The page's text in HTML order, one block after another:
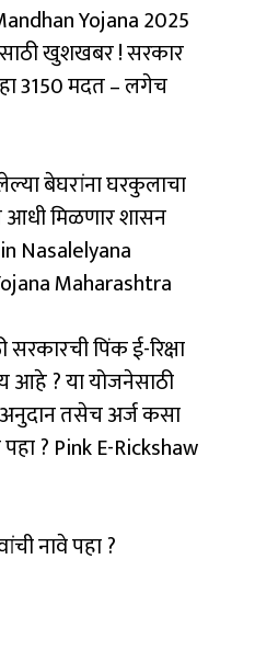
Yojana 2025
खुशखबर ! सरकार
₹3150 मदत – लगेच
बेघरांना घरकुलाचा
आधी मिळणार शासन
Nasalelyana
Maharashtra
सरकारची पिंक ई-रिक्षा
आहे ? या योजनेसाठी
तसेच अर्ज कसा
? Pink E-Rickshaw
नावे पहा ?